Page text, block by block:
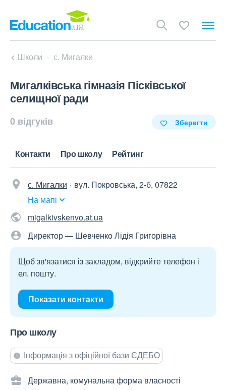
Школи с. Мигалки
Мигалківська гімназія Пісківської
селищної ради
0 відгуків Зберегти
Контакти Про школу Рейтинг
с. Мигалки
вул. Покровська, 2-б, 07822
На мапі
migalkivskenvo.at.ua
Директор — Шевченко Лідія Григорівна
Щоб зв'язатися із закладом, відкрийте телефон і
ел. пошту.
Показати контакти
Про школу
Інформація з офіційної бази ЄДЕБО
Державна, комунальна форма власності